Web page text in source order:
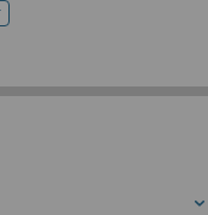
rejestracji